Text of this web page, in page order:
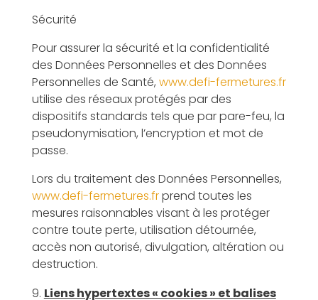
Sécurité
Pour assurer la sécurité et la confidentialité
des Données Personnelles et des Données
Personnelles de Santé, www.defi-fermetures.fr
utilise des réseaux protégés par des
dispositifs standards tels que par pare-feu, la
pseudonymisation, l’encryption et mot de
passe.
Lors du traitement des Données Personnelles,
www.defi-fermetures.frprend toutes les
mesures raisonnables visant à les protéger
contre toute perte, utilisation détournée,
accès non autorisé, divulgation, altération ou
destruction.
Liens hypertextes « cookies » et balises